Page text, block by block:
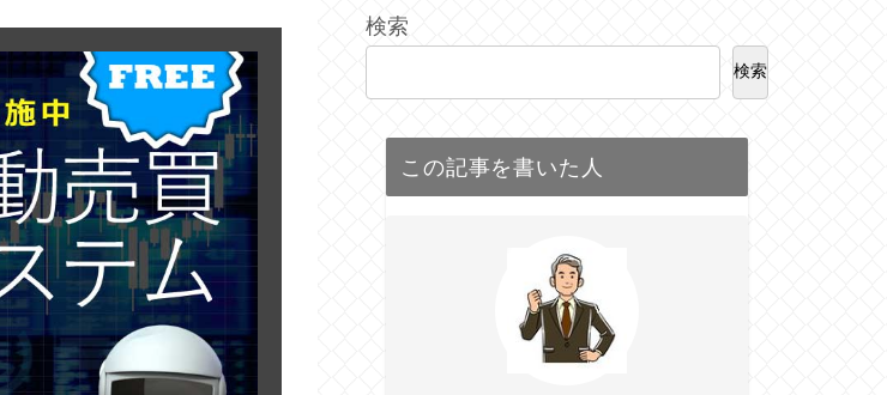
検索
検索
この記事を書いた人